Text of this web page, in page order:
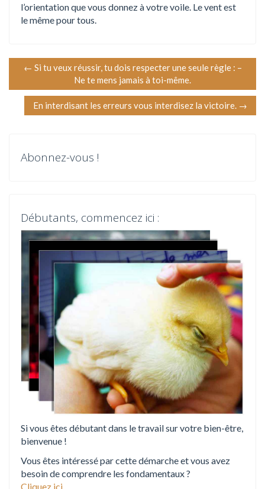
l’orientation que vous donnez à votre voile. Le vent est
le même pour tous.
N
a
← Si tu veux réussir, tu dois respecter une seule règle : –
Ne te mens jamais à toi-même.
En interdisant les erreurs vous interdisez la victoire. →
Abonnez-vous !
Débutants, commencez ici :
Si vous êtes débutant dans le travail sur votre bien-être,
bienvenue !
Vous êtes intéressé par cette démarche et vous avez
besoin de comprendre les fondamentaux ?
Cliquez ici